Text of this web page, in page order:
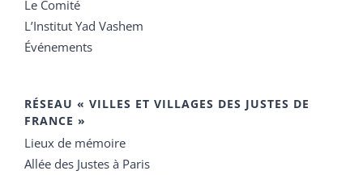
Le Comité
L’Institut Yad Vashem
Événements
RÉSEAU « VILLES ET VILLAGES DES JUSTES DE
FRANCE »
Lieux de mémoire
Allée des Justes à Paris